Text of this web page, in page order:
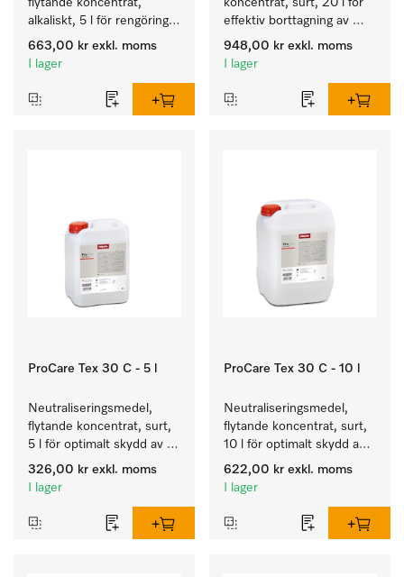
flytande koncentrat,
alkaliskt, 5 l för rengöring
av vittvätt och färgäkta
kulörtvätt.
663,00 kr exkl. moms
I lager
koncentrat, surt, 20 l för
effektiv borttagning av
envisa fläckar.
948,00 kr exkl. moms
I lager
ProCare Tex 30 C - 5 l
Neutraliseringsmedel,
flytande koncentrat, surt,
5 l för optimalt skydd av
textilierna tack vare
pålitlig neutralisering.
326,00 kr exkl. moms
I lager
ProCare Tex 30 C - 10 l
Neutraliseringsmedel,
flytande koncentrat, surt,
10 l för optimalt skydd av
textilierna tack vare
pålitlig neutralisering.
622,00 kr exkl. moms
I lager